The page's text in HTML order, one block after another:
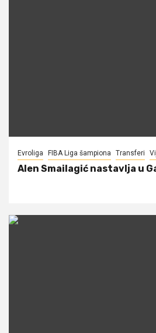
Evroliga FIBA Liga šampiona Transferi
Alen Smailagić nastavlja u